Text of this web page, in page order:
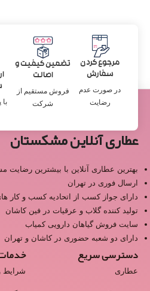
مرجوع کردن
سفارش
در صورت عدم
رضایت
تضمین کیفیت و
اصالت
فروش مستقیم از
شرکت
عطاری آنلاین مشکستان
بهترین عطاری آنلاین با بیشترین رضایت
ارسال فوری در تهران
دارای جواز کسب از اتحادیه کسب و کار
تولید کننده گلاب و عرقیات در فین کاشان
سایت فروش گیاهان دارویی کمیاب
دارای دو شعبه حضوری در کاشان و تهران
دسترسی سریع
عطاری شرایط